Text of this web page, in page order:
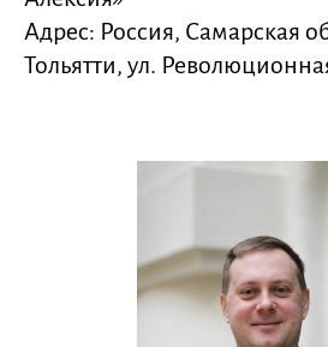
Адрес: Россия, Самарская
Тольятти, ул.